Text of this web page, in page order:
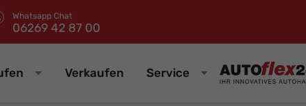
Whatsapp Chat
06269 42 87 00
Verkaufen Service